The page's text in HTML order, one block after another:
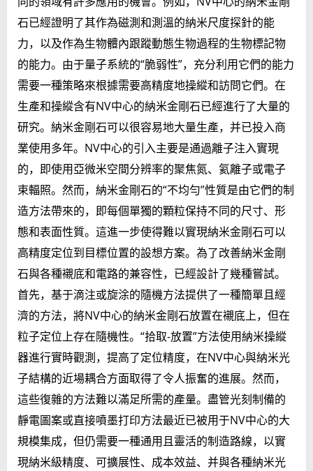
石已經證明了其作為磁測和測溫的納米尺度探針的能
力，以及作為生物體內跟蹤動態生物過程的生物標記物
的能力。由于量子系統的“脆弱性”，充分利用它們的能力
需要一種策略來根據需要高精度地操縱和訪問它們。在
生產和操縱含有NV中心的納米金剛石已經進行了大量的
研究。納米金剛石可以很容易地大量生產，并已投入商
業使用多年。NV中心的引入主要是通過離子注入實現
的，即使用亞微米空間分辨率的聚焦氮、氦離子或電子
束輻照。然而，納米金剛石的“不均勻”性質是由它們的制
造方法帶來的，即每個單獨的顆粒保持不同的尺寸、形
態和表面性質。這進一步使得難以實現納米金剛石可以
高精度定位到目標位置的設想方案。為了改善納米金剛
石與各種襯底和電路的兼容性，已經設計了幾種嘗試。
首先，基于滴注或旋涂的隨機方法提供了一種簡單且經
濟的方法，將NV中心的納米金剛石放置在襯底上，但在
粒子定位上存在隨機性。“拾取-放置”方法使用納米操縱
器進行實時觀測，提高了定位精度，在NV中心與納米光
子結構的近場耦合方面取得了令人振奮的進展。然而，
這些復雜的方法難以滿足所需的產量。盡管光刻制備的
靜電圖案或直接噴墨打印方法最近已被用于NV中心的大
規模集成，但仍需要一種通用且靈活的制造路線，以實
現納米級精度、可擴展性、成本效益、并與各種納米光